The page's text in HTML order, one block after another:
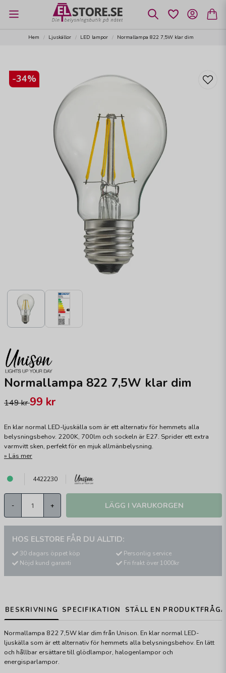
Hem Ljuskällor LED lampor Normallampa 822 7,5W klar dim
-34%
Normallampa 822 7,5W klar dim
149 kr99 kr
En klar normal LED-ljuskälla som är ett alternativ för hemmets alla
belysningsbehov. 2200K, 700lm och sockeln är E27. Sprider ett extra
varmvitt sken, perfekt för en mjuk allmänbelysning.
Läs mer
4422230
- + LÄGG I VARUKORGEN
HOS ELSTORE FÅR DU ALLTID:
30 dagars öppet köp
Nöjd kund garanti
Personlig service
Fri frakt över 1000kr
BESKRIVNING SPECIFIKATION STÄLL EN
Normallampa 822 7,5W klar dim från Unison. En klar normal LED-
ljuskälla som är ett alternativ för hemmets alla belysningsbehov. En lätt
och hållbar ersättare till glödlampor, halogenlampor och
energisparlampor.